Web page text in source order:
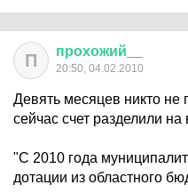
П прохожий
20:50, 04.02.2010
Девять месяцев никто не
сейчас счет разделили на
"С 2010 года
дотации из областного